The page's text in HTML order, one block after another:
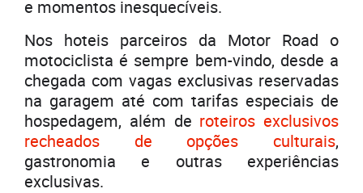
e momentos inesquecíveis.
Nos hoteis parceiros da Motor Road o
motociclista é sempre bem-vindo, desde a
chegada com vagas exclusivas reservadas
na garagem até com tarifas especiais de
hospedagem, além de roteiros exclusivos
recheados de opções culturais,
gastronomia e outras experiências
exclusivas.